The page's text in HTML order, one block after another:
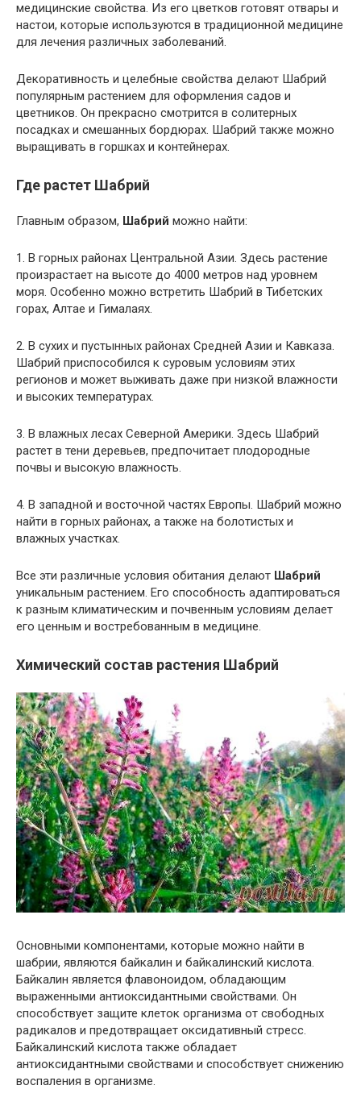
медицинские свойства. Из его цветков готовят отвары и
настои, которые используются в традиционной медицине
для лечения различных заболеваний.
Декоративность и целебные свойства делают Шабрий
популярным растением для оформления садов и
цветников. Он прекрасно смотрится в солитерных
посадках и смешанных бордюрах. Шабрий также можно
выращивать в горшках и контейнерах.
Где растет Шабрий
Главным образом, Шабрий можно найти:
1. В горных районах Центральной Азии. Здесь растение
произрастает на высоте до 4000 метров над уровнем
моря. Особенно можно встретить Шабрий в Тибетских
горах, Алтае и Гималаях.
2. В сухих и пустынных районах Средней Азии и Кавказа.
Шабрий приспособился к суровым условиям этих
регионов и может выживать даже при низкой влажности
и высоких температурах.
3. В влажных лесах Северной Америки. Здесь Шабрий
растет в тени деревьев, предпочитает плодородные
почвы и высокую влажность.
4. В западной и восточной частях Европы. Шабрий можно
найти в горных районах, а также на болотистых и
влажных участках.
Все эти различные условия обитания делают Шабрий
уникальным растением. Его способность адаптироваться
к разным климатическим и почвенным условиям делает
его ценным и востребованным в медицине.
Химический состав растения Шабрий
Основными компонентами, которые можно найти в
шабрии, являются байкалин и байкалинский кислота.
Байкалин является флавоноидом, обладающим
выраженными антиоксидантными свойствами. Он
способствует защите клеток организма от свободных
радикалов и предотвращает оксидативный стресс.
Байкалинский кислота также обладает
антиоксидантными свойствами и способствует снижению
воспаления в организме.